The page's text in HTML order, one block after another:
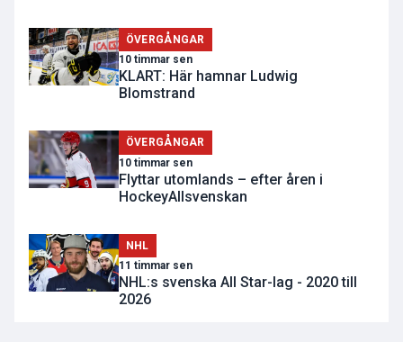
ÖVERGÅNGAR
10 timmar sen
KLART: Här hamnar Ludwig
Blomstrand
ÖVERGÅNGAR
10 timmar sen
Flyttar utomlands – efter åren i
HockeyAllsvenskan
NHL
11 timmar sen
NHL:s svenska All Star-lag - 2020 till
2026